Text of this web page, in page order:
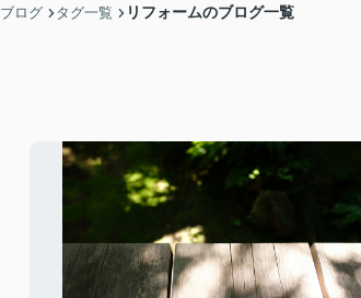
ブログ タグ一覧 リフォームのブログ一覧